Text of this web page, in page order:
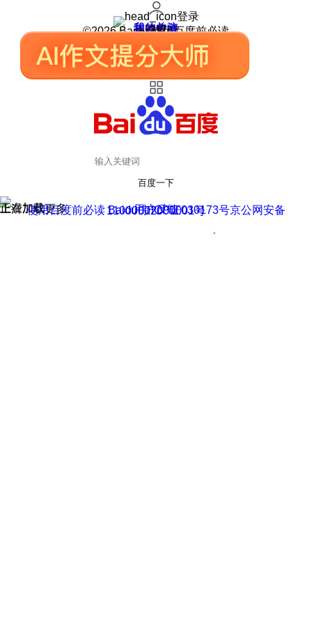
登录
我的关注
我的收藏
皮肤中心
用户反馈
设置
©2026 Baidu 使用百度前必读
百度一下
正在加载
上滑加载更多 用户反馈
使用百度前必读 Baidu 京ICP证030173号
京公网安备11000002000001号